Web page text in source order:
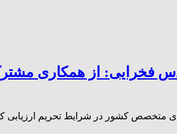
فخرایی: از همکاری
متخصص کشور در شرایط تحریم ارزیابی